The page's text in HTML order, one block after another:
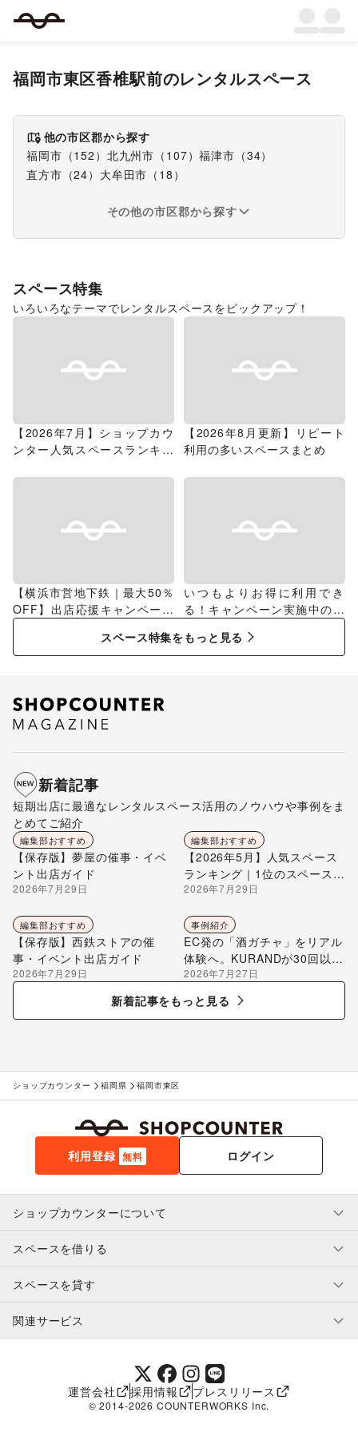
福岡市東区香椎駅前のレンタルスペース
他の市区郡から探す
福岡市 （152 ） 北九州市 （ 107）福津市 （34）
直方市 （24） 大牟田市 （ 18 ）
その他の市区郡から探す
スペース特集
いろいろなテーマでレンタルスペースをピックアップ！
【2026年7月】ショップカウ
ンター人気スペースランキン
【2026年8月更新】リピート
利用の多いスペースまとめ
【横浜市営地下鉄｜最大50％
OFF】出店応援キャンペーン
特集
いつもよりお得に利用でき
る！キャンペーン実施中のス
スペース特集をもっと見る
新着記事
短期出店に最適なレンタルスペース活用のノウハウや事例をま
とめてご紹介
編集部おすすめ
【保存版】夢屋の催事・イベ
ント出店ガイド
2026年7月29日
編集部おすすめ
【2026年5月】人気スペース
ランキング｜1位のスペースを
編集部が解説
2026年7月29日
編集部おすすめ
【保存版】西鉄ストアの催
事・イベント出店ガイド
2026年7月29日
事例紹介
EC発の「酒ガチャ」をリアル
体験へ。KURANDが30回以上
のポップアップ出店で届け
る“新しいお酒との出会い”
2026年7月27日
新着記事をもっと見る
ショップカウンター 福岡県 福岡市東区
利用登録 無料 ログイン
ショップカウンターについて
利用規約・ガイドライン
特定商取引法に基づく表示
補償プログラム
スペースを借りる
スペースを借りたい人へ
ユーザー利用規約
提携パートナー
スペースを貸す
スペースを貸したい方へ
オーナー利用規約
関連サービス
SHOPCOUNTER MAGAZINE
ショップカウンターエンタープライズ
ショップカウンター常設
運営会社 採用情報 プレスリリース
© 2014-2026 COUNTERWORKS Inc.